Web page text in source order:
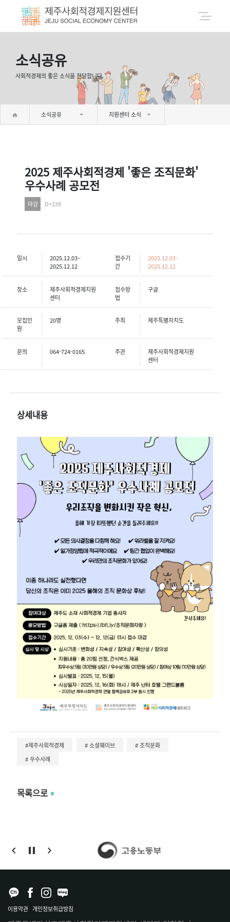
소식공유
사회적경제의 좋은 소식을 전달합니다.
소식공유 지원센터 소식
2025 제주사회적경제 '좋은 조직문화'
우수사례 공모전
마감 D+239
일시
2025.12.03~
2025.12.12
접수기
간
2025.12.03~
2025.12.12
장소
제주사회적경제지원
센터
접수방
법
구글
모집인
원
20명 주최 제주특별자치도
문의 064-724-0165 주관
제주사회적경제지원
센터
상세내용
#제주사회적경제 # 소셜웨이브
# 조직문화
# 우수사례
목록으로
이용약관 개인정보취급방침